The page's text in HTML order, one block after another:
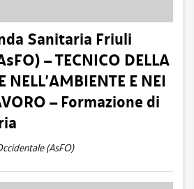
Sanitaria Friuli
– TECNICO DELLA
NELL’AMBIENTE E NEI
– Formazione di
(AsFO)